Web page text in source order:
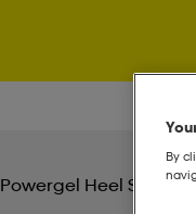
Powergel Heel Spur
By